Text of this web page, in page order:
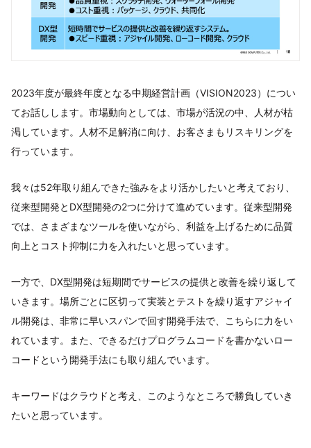
2023年度が最終年度となる中期経営計画（VISION2023）につい
てお話しします。市場動向としては、市場が活況の中、人材が枯
渇しています。人材不足解消に向け、お客さまもリスキリングを
行っています。
我々は52年取り組んできた強みをより活かしたいと考えており、
従来型開発とDX型開発の2つに分けて進めています。従来型開発
では、さまざまなツールを使いながら、利益を上げるために品質
向上とコスト抑制に力を入れたいと思っています。
一方で、DX型開発は短期間でサービスの提供と改善を繰り返して
いきます。場所ごとに区切って実装とテストを繰り返すアジャイ
ル開発は、非常に早いスパンで回す開発手法で、こちらに力をい
れています。また、できるだけプログラムコードを書かないロー
コードという開発手法にも取り組んでいます。
キーワードはクラウドと考え、このようなところで勝負していき
たいと思っています。